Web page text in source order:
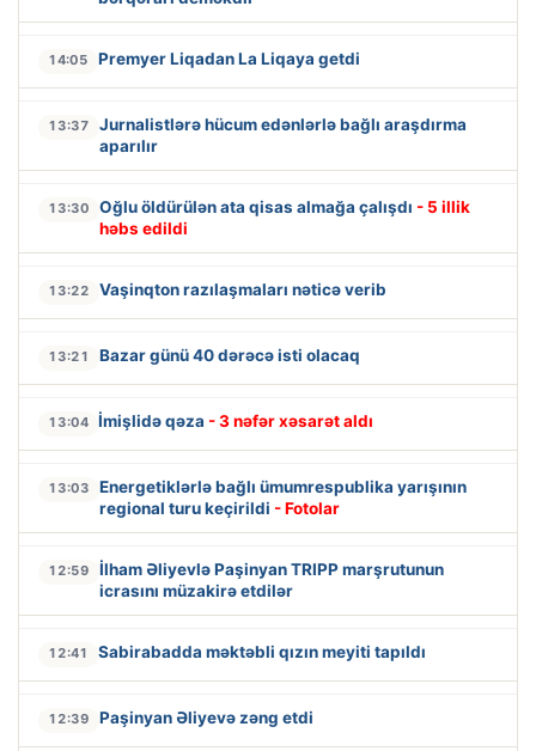
14:05 Premyer Liqadan La Liqaya getdi
13:37
Jurnalistlərə hücum edənlərlə bağlı araşdırma
aparılır
13:30 Oğlu öldürülən ata qisas almağa çalışdı - 5 illik
həbs edildi
13:22 Vaşinqton razılaşmaları nəticə verib
13:21 Bazar günü 40 dərəcə isti olacaq
13:04 İmişlidə qəza - 3 nəfər xəsarət aldı
13:03
Energetiklərlə bağlı ümumrespublika yarışının
regional turu keçirildi - Fotolar
12:59
İlham Əliyevlə Paşinyan TRIPP marşrutunun
icrasını müzakirə etdilər
12:41 Sabirabadda məktəbli qızın meyiti tapıldı
12:39 Paşinyan Əliyevə zəng etdi